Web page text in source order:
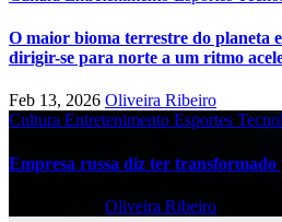
O maior bioma terrestre do planeta
dirigir-se para norte a um ritmo
Feb 13, 2026 Oliveira Ribeiro
Cultura Entretenimento Esportes
Empresa russa diz ter transformado
Oliveira Ribeiro